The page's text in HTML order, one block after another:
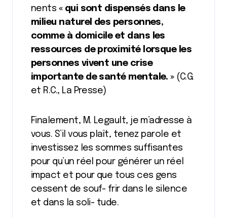
nents « qui sont dispensés dans le
milieu naturel des personnes,
comme à domicile et dans les
ressources de proximité lorsque les
personnes vivent une crise
importante de santé mentale. » (C.G.
et R.C., La Presse)
Finalement, M. Legault, je m’adresse à
vous. S’il vous plaît, tenez parole et
investissez les sommes suffisantes
pour qu’un réel pour générer un réel
impact et pour que tous ces gens
cessent de souf- frir dans le silence
et dans la soli- tude.